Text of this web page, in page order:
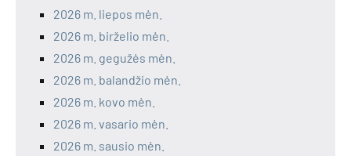
2026 m. liepos mėn.
2026 m. birželio mėn.
2026 m. gegužės mėn.
2026 m. balandžio mėn.
2026 m. kovo mėn.
2026 m. vasario mėn.
2026 m. sausio mėn.